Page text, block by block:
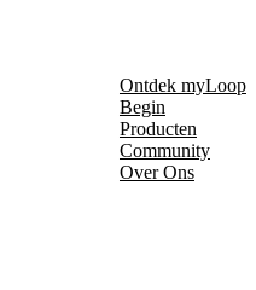
Ontdek myLoop
Begin
Producten
Community
Over Ons